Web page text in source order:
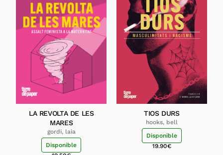
LA REVOLTA DE LES
MARES
gordi, laia
Disponible
TIOS DURS
hooks, bell
Disponible
19.90€